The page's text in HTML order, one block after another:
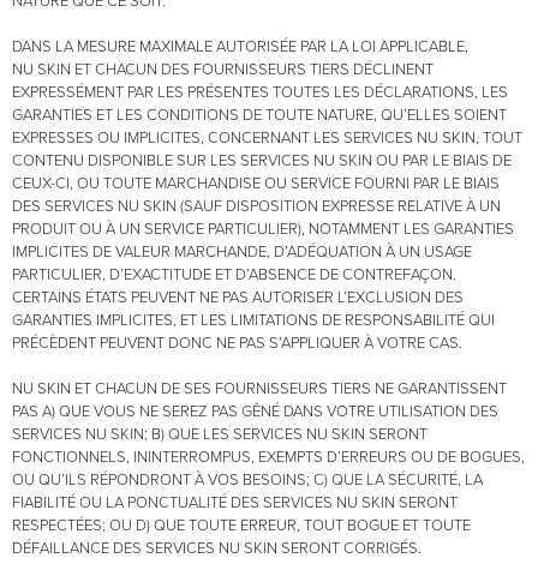
DANS LA MESURE MAXIMALE AUTORISÉE PAR LA LOI APPLICABLE,
NU SKIN ET CHACUN DES FOURNISSEURS TIERS DÉCLINENT
EXPRESSÉMENT PAR LES PRÉSENTES TOUTES LES DÉCLARATIONS, LES
GARANTIES ET LES CONDITIONS DE TOUTE NATURE, QU’ELLES SOIENT
EXPRESSES OU IMPLICITES, CONCERNANT LES SERVICES NU SKIN, TOUT
CONTENU DISPONIBLE SUR LES SERVICES NU SKIN OU PAR LE BIAIS DE
CEUX-CI, OU TOUTE MARCHANDISE OU SERVICE FOURNI PAR LE BIAIS
DES SERVICES NU SKIN (SAUF DISPOSITION EXPRESSE RELATIVE À UN
PRODUIT OU À UN SERVICE PARTICULIER), NOTAMMENT LES GARANTIES
IMPLICITES DE VALEUR MARCHANDE, D’ADÉQUATION À UN USAGE
PARTICULIER, D’EXACTITUDE ET D’ABSENCE DE CONTREFAÇON.
CERTAINS ÉTATS PEUVENT NE PAS AUTORISER L’EXCLUSION DES
GARANTIES IMPLICITES, ET LES LIMITATIONS DE RESPONSABILITÉ QUI
PRÉCÈDENT PEUVENT DONC NE PAS S’APPLIQUER À VOTRE CAS.
NU SKIN ET CHACUN DE SES FOURNISSEURS TIERS NE GARANTISSENT
PAS A) QUE VOUS NE SEREZ PAS GÊNÉ DANS VOTRE UTILISATION DES
SERVICES NU SKIN; B) QUE LES SERVICES NU SKIN SERONT
FONCTIONNELS, ININTERROMPUS, EXEMPTS D’ERREURS OU DE BOGUES,
OU QU’ILS RÉPONDRONT À VOS BESOINS; C) QUE LA SÉCURITÉ, LA
FIABILITÉ OU LA PONCTUALITÉ DES SERVICES NU SKIN SERONT
RESPECTÉES; OU D) QUE TOUTE ERREUR, TOUT BOGUE ET TOUTE
DÉFAILLANCE DES SERVICES NU SKIN SERONT CORRIGÉS.